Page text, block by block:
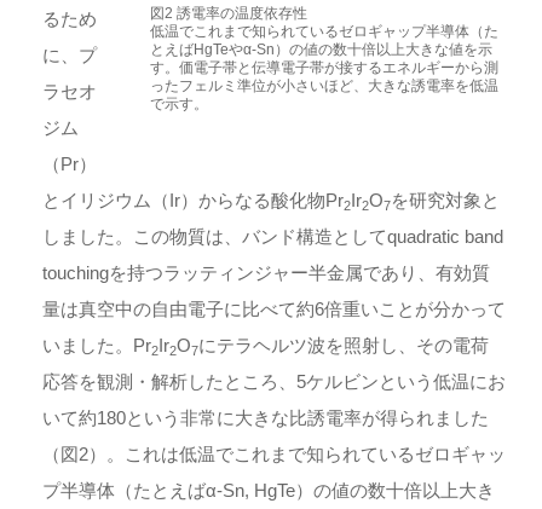
図2 誘電率の温度依存性
低温でこれまで知られているゼロギャップ半導体（た
とえばHgTeやα-Sn）の値の数十倍以上大きな値を示
す。価電子帯と伝導電子帯が接するエネルギーから測
ったフェルミ準位が小さいほど、大きな誘電率を低温
で示す。
るため
に、プ
ラセオ
ジム
（Pr）
とイリジウム（Ir）からなる酸化物Pr2Ir2O7を研究対象と
しました。この物質は、バンド構造としてquadratic band
touchingを持つラッティンジャー半金属であり、有効質
量は真空中の自由電子に比べて約6倍重いことが分かって
いました。Pr2Ir2O7にテラヘルツ波を照射し、その電荷
応答を観測・解析したところ、5ケルビンという低温にお
いて約180という非常に大きな比誘電率が得られました
（図2）。これは低温でこれまで知られているゼロギャッ
プ半導体（たとえばα-Sn, HgTe）の値の数十倍以上大き